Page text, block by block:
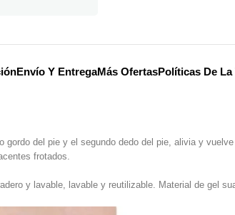
Envío Y EntregaMás OfertasPolíticas De La
del pie y el segundo dedo del pie, alivia y
frotados.
y lavable, lavable y reutilizable. Material de gel